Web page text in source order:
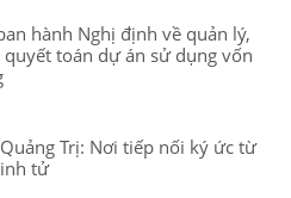
hành Nghị định về quản lý,
toán dự án sử dụng vốn
Trị: Nơi tiếp nối ký ức từ
tử